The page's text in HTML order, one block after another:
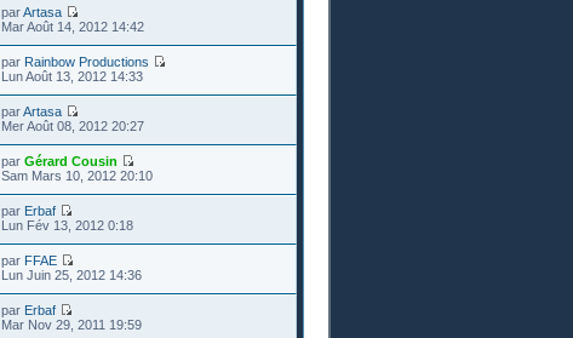
parArtasa
Mar Août 14, 2012 14:42
par Rainbow Productions
Lun Août 13, 2012 14:33
parArtasa
Mer Août 08, 2012 20:27
par Gérard Cousin
Sam Mars 10, 2012 20:10
par Erbaf
Lun Fév 13, 2012 0:18
par FFAE
Lun Juin 25, 2012 14:36
par Erbaf
Mar Nov 29, 2011 19:59